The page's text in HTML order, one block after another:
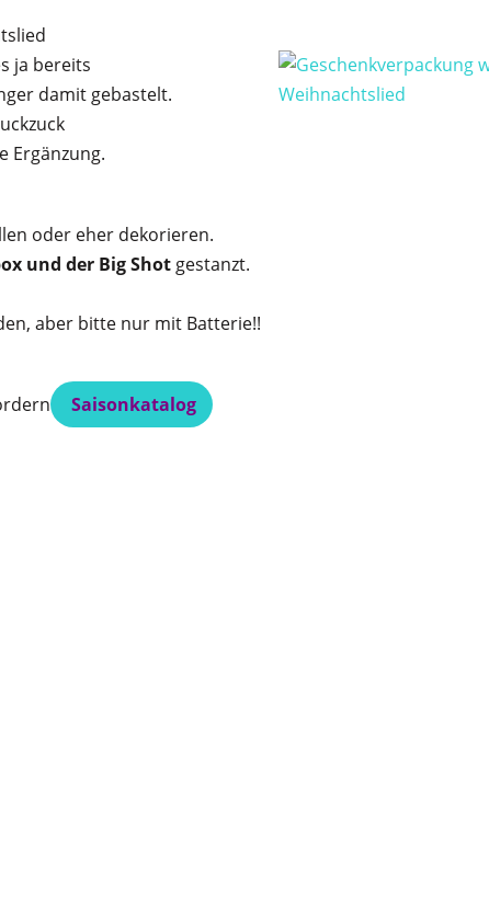
ja bereits
damit gebastelt.
Ergänzung.
oder eher dekorieren.
und der Big Shot gestanzt.
aber bitte nur mit Batterie!!
Saisonkatalog